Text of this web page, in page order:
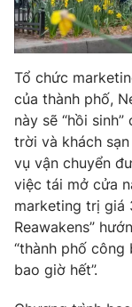
Emagazine
Video
VTV Money
VTV Sức khoẻ
Thị trường 24h
Tổ chức
của thành phố,
này sẽ “hồi
trời và khách
vụ vận chuyển
việc tái mở cửa
marketing trị giá
Reawakens”
“thành phố
bao giờ hết”.